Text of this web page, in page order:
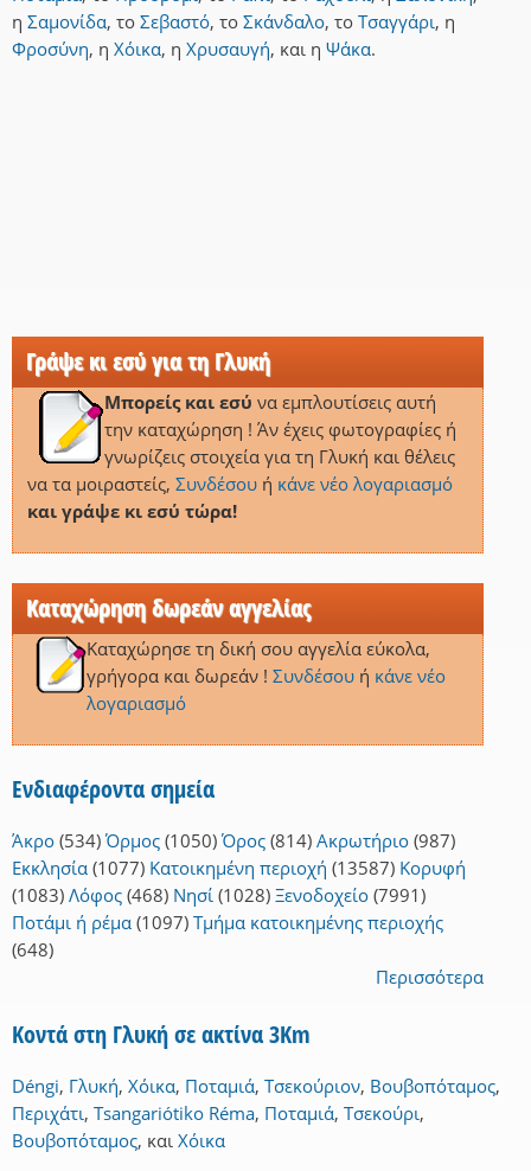
η Σαμονίδα, το Σεβαστό, το Σκάνδαλο, το Τσαγγάρι, η
Φροσύνη, η Χόικα, η Χρυσαυγή, και η Ψάκα.
Γράψε κι εσύ για τη Γλυκή
Μπορείς και εσύ να εμπλουτίσεις αυτή
την καταχώρηση ! Άν έχεις φωτογραφίες ή
γνωρίζεις στοιχεία για τη Γλυκή και θέλεις
να τα μοιραστείς, Συνδέσουή κάνε νέο λογαριασμό
και γράψε κι εσύ τώρα!
Καταχώρηση δωρεάν αγγελίας
Καταχώρησε τη δική σου αγγελία εύκολα,
γρήγορα και δωρεάν ! Συνδέσουή κάνε νέο
λογαριασμό
Ενδιαφέροντα σημεία
Άκρο (534) Όρμος (1050) Όρος (814) Ακρωτήριο (987)
Εκκλησία (1077) Κατοικημένη περιοχή (13587) Κορυφή
(1083) Λόφος (468) Νησί (1028) Ξενοδοχείο (7991)
Ποτάμι ή ρέμα (1097) Τμήμα κατοικημένης περιοχής
(648)
Περισσότερα
Κοντά στη Γλυκή σε ακτίνα 3Km
Déngi, Γλυκή, Χόικα, Ποταμιά, Τσεκούριον, Βουβοπόταμος,
Περιχάτι, Tsangariótiko Réma, Ποταμιά, Τσεκούρι,
Βουβοπόταμος, και Χόικα